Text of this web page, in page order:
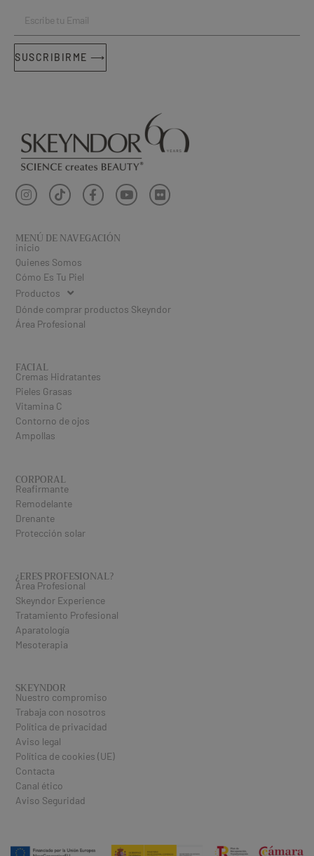
SUSCRIBIRME ⟶
MENÚ DE NAVEGACIÓN
inicio
Quienes Somos
Cómo Es Tu Piel
Productos
Dónde comprar productos Skeyndor
Área Profesional
FACIAL
Cremas Hidratantes
Pieles Grasas
Vitamina C
Contorno de ojos
Ampollas
CORPORAL
Reafirmante
Remodelante
Drenante
Protección solar
¿ERES PROFESIONAL​?
Área Profesional
Skeyndor Experience
Tratamiento Profesional
Aparatología
Mesoterapia
SKEYNDOR
Nuestro compromiso
Trabaja con nosotros
Política de privacidad
Aviso legal
Política de cookies (UE)
Contacta
Canal ético
Aviso Seguridad